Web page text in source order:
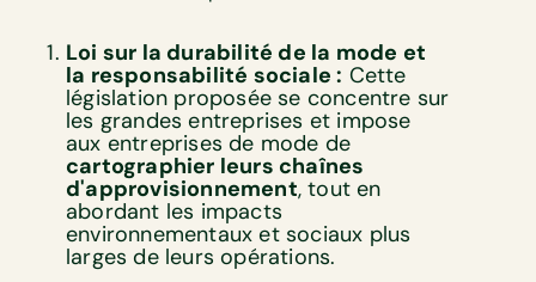
Loi sur la durabilité de la mode et
la responsabilité sociale : Cette
législation proposée se concentre sur
les grandes entreprises et impose
aux entreprises de mode de
cartographier leurs chaînes
d'approvisionnement, tout en
abordant les impacts
environnementaux et sociaux plus
larges de leurs opérations.